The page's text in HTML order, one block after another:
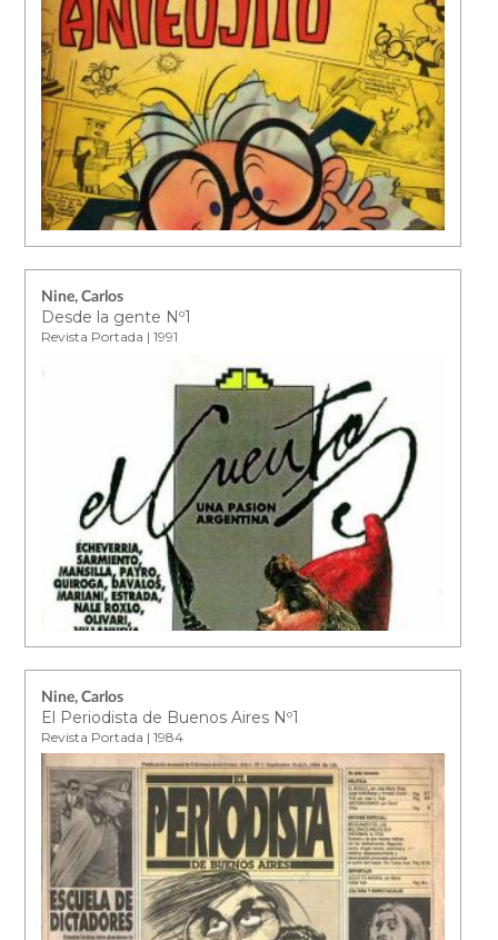
Nine, Carlos
Desde la gente Nº1
Revista Portada | 1991
Nine, Carlos
El Periodista de Buenos Aires Nº1
Revista Portada | 1984